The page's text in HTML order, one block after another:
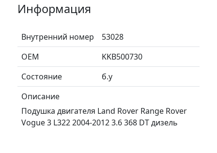
Информация
Внутренний номер
53028
ОЕМ
KKB500730
Состояние
б.у
Описание
Подушка двигателя Land Rover Range Rover
Vogue 3 L322 2004-2012 3.6 368 DT дизель